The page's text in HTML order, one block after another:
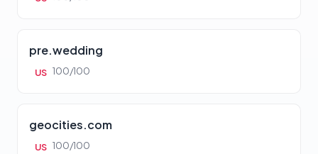
pre.wedding
US 100/100
geocities.com
US 100/100